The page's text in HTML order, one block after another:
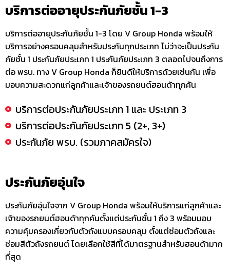
บริการต่ออายุประกันภัยชั้น 1-3
บริการต่ออายุประกันภัยชั้น 1-3 โดย V Group Honda พร้อมให้
บริการอย่างครอบคลุมสำหรับประกันทุกประเภท ไม่ว่าจะเป็นประกัน
ภัยชั้น 1 ประกันภัยประเภท 1 ประกันภัยประเภท 3 ตลอดไปจนถึงการ
ต่อ พรบ. ทาง V Group Honda ก็ยินดีให้บริการด้วยเช่นกัน เพื่อ
มอบความสะดวกแก่ลูกค้าและเจ้าของรถยนต์ฮอนด้าทุกคัน
บริการต่อประกันภัยประเภท 1 และ ประเภท 3
บริการต่อประกันภัยประเภท 5 (2+, 3+)
ประกันภัย พรบ. (รวมภาคสมัครใจ)
ประกันภัยอุ่นใจ
ประกันภัยอุ่นใจจาก V Group Honda พร้อมให้บริการแก่ลูกค้าและ
เจ้าของรถยนต์ฮอนด้าทุกคันตั้งแต่ประกันชั้น 1 ถึง 3 พร้อมมอบ
ความคุ้มครองเกี่ยวกับตัวถังแบบครอบคลุม ตั้งแต่ซ่อมตัวถังและ
ซ่อมสีตัวถังรถยนต์ โดยเลือกใช้สีที่ได้มาตรฐานสำหรับฮอนด้ามาก
ที่สุด